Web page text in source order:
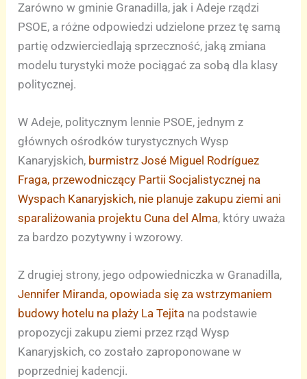
Zarówno w gminie Granadilla, jak i Adeje rządzi
PSOE, a różne odpowiedzi udzielone przez tę samą
partię odzwierciedlają sprzeczność, jaką zmiana
modelu turystyki może pociągać za sobą dla klasy
politycznej.
W Adeje, politycznym lennie PSOE, jednym z
głównych ośrodków turystycznych Wysp
Kanaryjskich, burmistrz José Miguel Rodríguez
Fraga, przewodniczący Partii Socjalistycznej na
Wyspach Kanaryjskich, nie planuje zakupu ziemi ani
sparaliżowania projektu Cuna del Alma, który uważa
za bardzo pozytywny i wzorowy.
Z drugiej strony, jego odpowiedniczka w Granadilla,
Jennifer Miranda, opowiada się za wstrzymaniem
budowy hotelu na plaży La Tejita na podstawie
propozycji zakupu ziemi przez rząd Wysp
Kanaryjskich, co zostało zaproponowane w
poprzedniej kadencji.